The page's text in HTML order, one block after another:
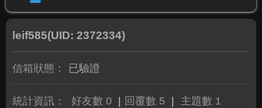
leif585(UID: 2372334)
信箱狀態： 已驗證
統計資訊： 好友數 0 回覆數 5 主題數 1